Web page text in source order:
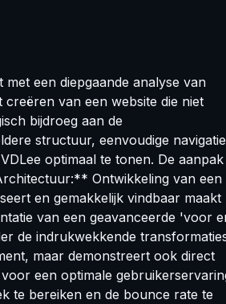
een diepgaande analyse van
van een website die niet
bijdroeg aan de
structuur, eenvoudige navigatie
optimaal te tonen. De aanpak
Ontwikkeling van een
en gemakkelijk vindbaar maakt
van een geavanceerde 'voor
de indrukwekkende
maar demonstreert ook direct
een optimale
te bereiken en de bounce rate te